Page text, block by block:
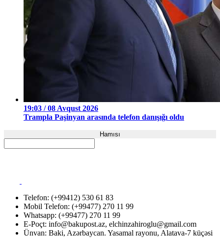
19:03 / 08 Avqust 2026
Trampla Paşinyan arasında telefon danışığı oldu
Hamısı
Telefon: (+99412) 530 61 83
Mobil Telefon: (+99477) 270 11 99
Whatsapp: (+99477) 270 11 99
E-Poçt: info@bakupost.az, elchinzahiroglu@gmail.com
Ünvan: Baki, Azərbaycan. Yasamal rayonu, Alatava-7 küçəsi